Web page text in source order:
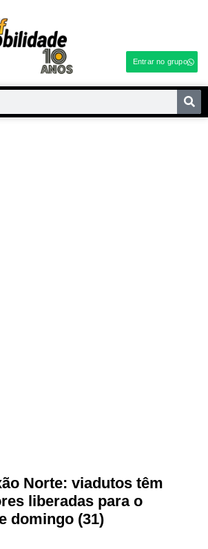
Entrar no grupo
Norte: viadutos têm
liberadas para o
domingo (31)